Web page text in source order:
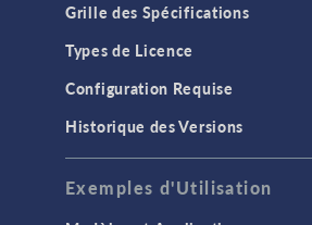
Grille des Spécifications
Types de Licence
Configuration Requise
Historique des Versions
Exemples d'Utilisation